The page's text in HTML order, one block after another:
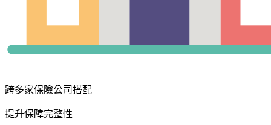
跨多家保險公司搭配
提升保障完整性